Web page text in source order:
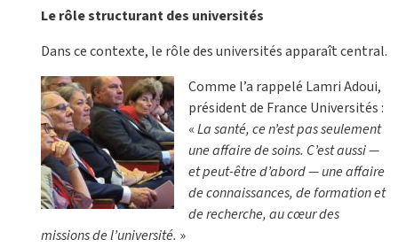
Le rôle structurant des universités
Dans ce contexte, le rôle des universités apparaît central.
Comme l’a rappelé Lamri Adoui,
président de France Universités :
«La santé, ce n’est pas seulement
une affaire de soins. C’est aussi —
et peut-être d’abord — une affaire
de connaissances, de formation et
de recherche, au cœur des
missions de l’université. »